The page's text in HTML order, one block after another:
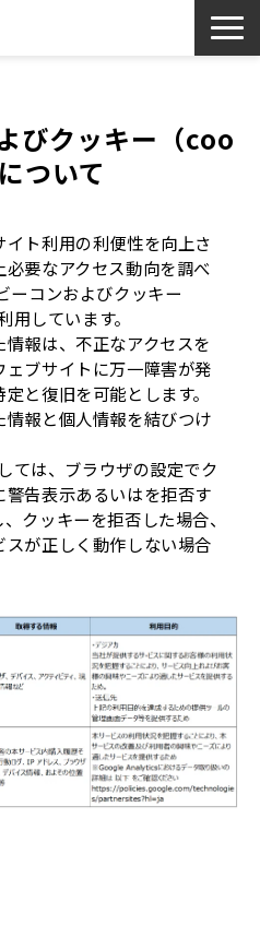
ち情報
るご質問
びクッキー（coo
ついて
ト利用の利便性を向上さ
要なアクセス動向を調べ
ーコンおよびクッキー
用しています。
報は、不正なアクセスを
ブサイトに万一障害が発
と復旧を可能とします。
報と個人情報を結びつけ
ては、ブラウザの設定でク
告表示あるいはを拒否す
クッキーを拒否した場合、
が正しく動作しない場合